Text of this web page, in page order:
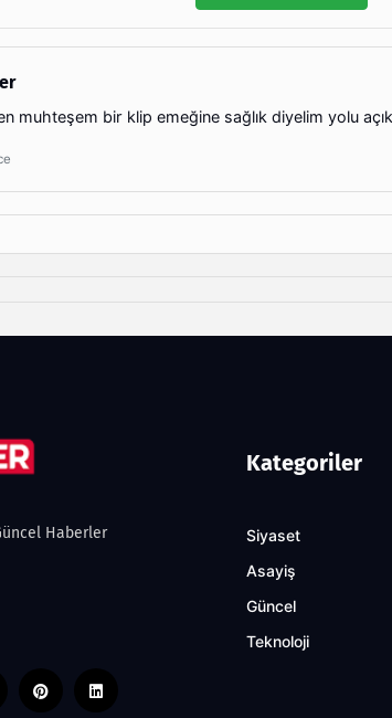
muhteşem bir klip emeğine sağlık diyelim yolu
Haberler
Kategoriler
Siyaset
Asayiş
Güncel
Teknoloji